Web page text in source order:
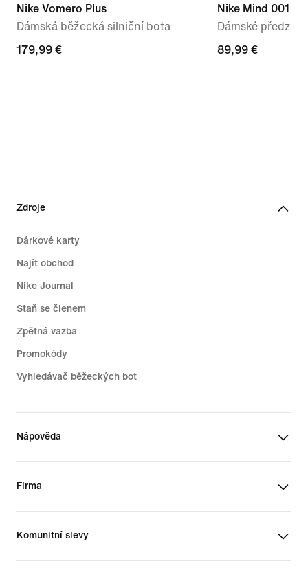
Nike Vomero Plus
Dámská běžecká silniční bota
179,99 €
179,99 €
Nike Mind 001
Dámské
89,99 €
89,99 €
Zdroje
Dárkové karty
Najít obchod
Nike Journal
Staň se členem
Zpětná vazba
Promokódy
Vyhledávač běžeckých bot
Nápověda
Firma
Komunitní slevy